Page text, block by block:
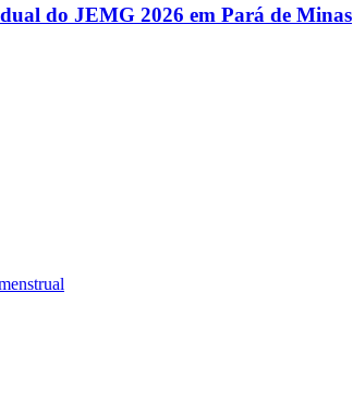
do JEMG 2026 em Pará de Minas